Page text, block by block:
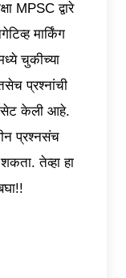
MPSC द्वारे
मार्किंग
चुकीच्या
प्रश्नांची
सेट केली आहे.
प्रश्नसंच
तेव्हा हा